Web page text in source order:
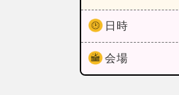
日時
会場